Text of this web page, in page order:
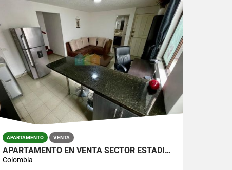
APARTAMENTO VENTA
APARTAMENTO EN VENTA SECTOR ESTADIO - 4TA BRIGADA
Colombia